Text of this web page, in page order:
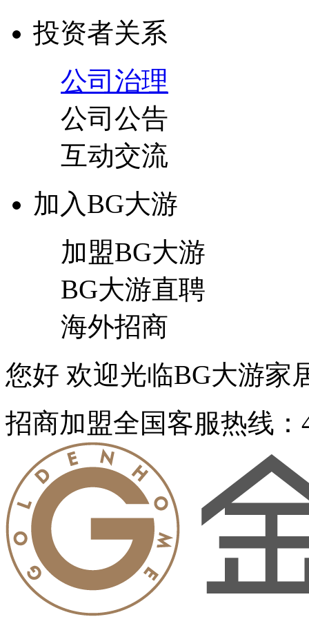
投资者关系
公司治理
公司公告
互动交流
加入BG大游
加盟BG大游
BG大游直聘
海外招商
您好 欢迎光临BG大游家居
招商加盟全国客服热线